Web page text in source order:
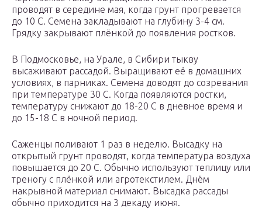
проводят в середине мая, когда грунт прогревается
до 10 С. Семена закладывают на глубину 3-4 см.
Грядку закрывают плёнкой до появления ростков.
В Подмосковье, на Урале, в Сибири тыкву
высаживают рассадой. Выращивают её в домашних
условиях, в парниках. Семена доводят до созревания
при температуре 30 С. Когда появляются ростки,
температуру снижают до 18-20 С в дневное время и
до 15-18 С в ночной период.
Саженцы поливают 1 раз в неделю. Высадку на
открытый грунт проводят, когда температура воздуха
повышается до 20 С. Обычно используют теплицу или
треногу с плёнкой или агротекстилем. Днём
накрывной материал снимают. Высадка рассады
обычно приходится на 3 декаду июня.